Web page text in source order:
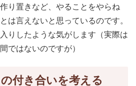
り置きなど、やることをやらね
は言えないと思っているのです。
りしたような気がします（実際は
ではないのですが）
付き合いを考える